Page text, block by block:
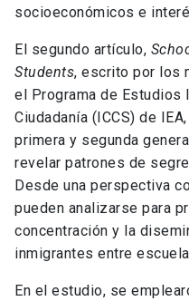
socioeconómicos e
El segundo artículo,
Students, escrito por los
el Programa de Estudios
Ciudadanía (ICCS) de
primera y segunda
revelar patrones de
Desde una perspectiva
pueden analizarse para
concentración y la
inmigrantes entre
En el estudio, se